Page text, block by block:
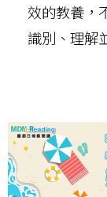
效的教養，
識別、理解